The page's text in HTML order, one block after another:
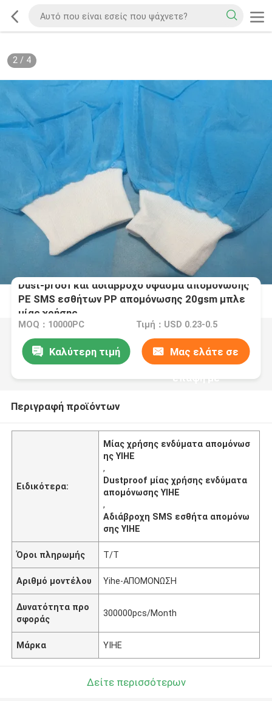
2/ 4
Dust-proof και αδιάβροχο ύφασμα απομόνωσης
PE SMS εσθήτων PP απομόνωσης 20gsm μπλε
μίας χρήσης
MOQ：10000PC Τιμή：USD 0.23-0.5
Καλύτερη τιμή Μας ελάτε σε
επαφή με
Περιγραφή προϊόντων
Ειδικότερα:
Μίας χρήσης ενδύματα απομόνωσ
ης YIHE
,
Dustproof μίας χρήσης ενδύματα
απομόνωσης YIHE
,
Αδιάβροχη SMS εσθήτα απομόνω
σης YIHE
Όροι πληρωμής T/T
Αριθμό μοντέλου Yihe-ΑΠΟΜΟΝΩΣΗ
Δυνατότητα προ
σφοράς
300000pcs/Month
Μάρκα YIHE
Δείτε περισσότερων